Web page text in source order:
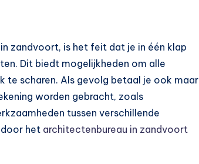
zandvoort, is het feit dat je in één klap
Dit biedt mogelijkheden om alle
te scharen. Als gevolg betaal je ook maar
worden gebracht, zoals
tussen verschillende
het architectenbureau in zandvoort